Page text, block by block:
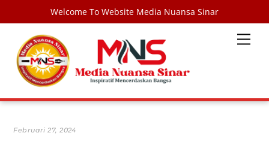
Welcome To Website Media Nuansa Sinar
content
Februari 27, 2024